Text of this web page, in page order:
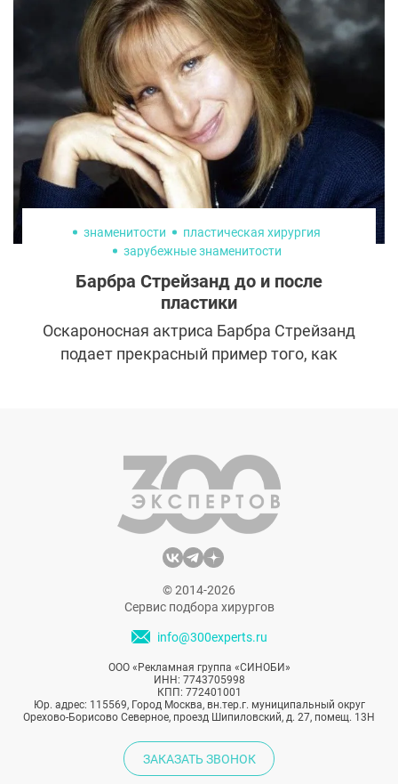
дыхания, то повторные вмешательства
почти всегда становятся попыткой
восстановить утраченную форму,
функцию, а иногда и доверие пациента к
результату.
знаменитости
пластическая хирургия
зарубежные знаменитости
Барбра Стрейзанд до и после
пластики
Оскароносная актриса Барбра Стрейзанд
подает прекрасный пример того, как
© 2014-2026
Сервис подбора хирургов
info@300experts.ru
ООО «Рекламная группа «СИНОБИ»
ИНН: 7743705998
КПП: 772401001
Юр. адрес: 115569, Город Москва, вн.тер.г. муниципальный округ
Орехово-Борисово Северное, проезд Шипиловский, д. 27, помещ. 13Н
ЗАКАЗАТЬ ЗВОНОК